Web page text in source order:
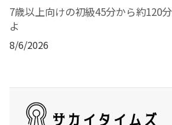
7歳以上向けの初級45分から約120
よ
8/6/2026